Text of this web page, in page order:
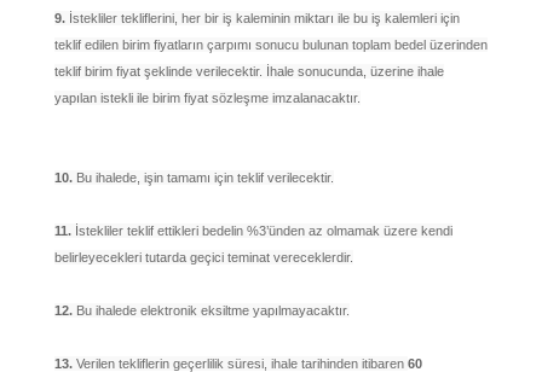
9. İstekliler tekliflerini, her bir iş kaleminin miktarı ile bu iş kalemleri için
teklif edilen birim fiyatların çarpımı sonucu bulunan toplam bedel üzerinden
teklif birim fiyat şeklinde verilecektir. İhale sonucunda, üzerine ihale
yapılan istekli ile birim fiyat sözleşme imzalanacaktır.
10. Bu ihalede, işin tamamı için teklif verilecektir.
11. İstekliler teklif ettikleri bedelin %3’ünden az olmamak üzere kendi
belirleyecekleri tutarda geçici teminat vereceklerdir.
12. Bu ihalede elektronik eksiltme yapılmayacaktır.
13. Verilen tekliflerin geçerlilik süresi, ihale tarihinden itibaren 60